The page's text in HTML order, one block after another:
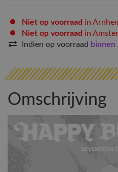
Niet op voorraad in
Niet op voorraad in
Indien op voorraad binnen
Omschrijving